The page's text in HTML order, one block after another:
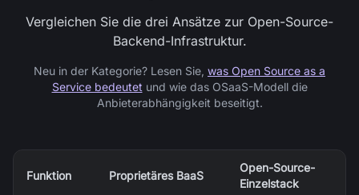
Vergleichen Sie die drei Ansätze zur Open-Source-
Backend-Infrastruktur.
Neu in der Kategorie? Lesen Sie, was Open Source as a
Service bedeutet und wie das OSaaS-Modell die
Anbieterabhängigkeit beseitigt.
Funktion Proprietäres BaaS
Open-Source-
Einzelstack